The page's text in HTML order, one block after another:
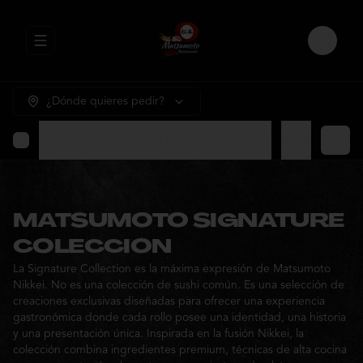
Abrir menu de navegación Login
¿Dónde quieres pedir?
MATSUMOTO SIGNATURE
COLECCION
La Signature Collection es la máxima expresión de Matsumoto
Nikkei. No es una colección de sushi común. Es una selección de
creaciones exclusivas diseñadas para ofrecer una experiencia
gastronómica donde cada rollo posee una identidad, una historia
y una presentación única. Inspirada en la fusión Nikkei, la
colección combina ingredientes premium, técnicas de alta cocina